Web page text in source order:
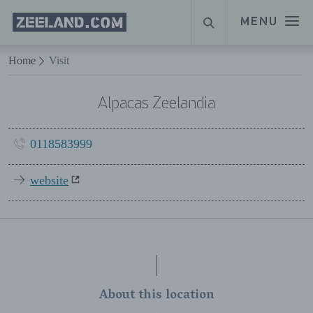
Naar hoofdinhoud
MENU
Homepage
Zeeland.com
SEARCH
Home Visit
Alpacas Zeelandia
0118583999
website
About this location